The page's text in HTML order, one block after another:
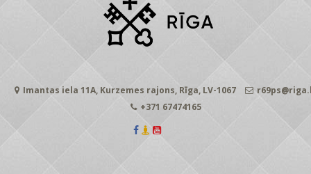
Imantas iela 11A, Kurzemes rajons, Rīga, LV-1067
+371 67474165